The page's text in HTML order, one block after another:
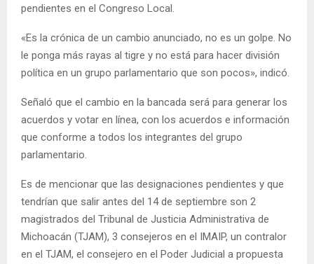
pendientes en el Congreso Local.
«Es la crónica de un cambio anunciado, no es un golpe. No
le ponga más rayas al tigre y no está para hacer división
política en un grupo parlamentario que son pocos», indicó.
Señaló que el cambio en la bancada será para generar los
acuerdos y votar en línea, con los acuerdos e información
que conforme a todos los integrantes del grupo
parlamentario.
Es de mencionar que las designaciones pendientes y que
tendrían que salir antes del 14 de septiembre son 2
magistrados del Tribunal de Justicia Administrativa de
Michoacán (TJAM), 3 consejeros en el IMAIP, un contralor
en el TJAM, el consejero en el Poder Judicial a propuesta